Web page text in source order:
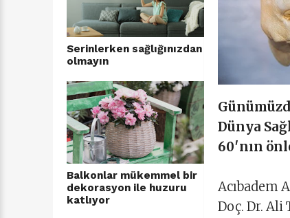
Serinlerken sağlığınızdan
olmayın
Balkonlar mükemmel bir
dekorasyon ile huzuru
katlıyor
Dünya
60′nın
Acıbadem
Doç. Dr.